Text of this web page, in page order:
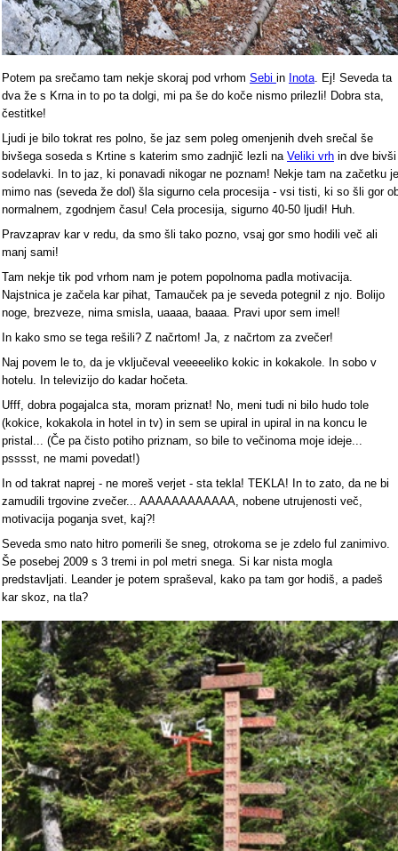
Potem pa srečamo tam nekje skoraj pod vrhom Sebi in Inota. Ej! Seveda ta
dva že s Krna in to po ta dolgi, mi pa še do koče nismo prilezli! Dobra sta,
čestitke!
Ljudi je bilo tokrat res polno, še jaz sem poleg omenjenih dveh srečal še
bivšega soseda s Krtine s katerim smo zadnjič lezli na Veliki vrh in dve bivši
sodelavki. In to jaz, ki ponavadi nikogar ne poznam! Nekje tam na začetku je
mimo nas (seveda že dol) šla sigurno cela procesija - vsi tisti, ki so šli gor
normalnem, zgodnjem času! Cela procesija, sigurno 40-50 ljudi! Huh.
Pravzaprav kar v redu, da smo šli tako pozno, vsaj gor smo hodili več ali
manj sami!
Tam nekje tik pod vrhom nam je potem popolnoma padla motivacija.
Najstnica je začela kar pihat, Tamauček pa je seveda potegnil z njo. Bolijo
noge, brezveze, nima smisla, uaaaa, baaaa. Pravi upor sem imel!
In kako smo se tega rešili? Z načrtom! Ja, z načrtom za zvečer!
Naj povem le to, da je vključeval veeeeeliko kokic in kokakole. In sobo v
hotelu. In televizijo do kadar hočeta.
Ufff, dobra pogajalca sta, moram priznat! No, meni tudi ni bilo hudo tole
(kokice, kokakola in hotel in tv) in sem se upiral in upiral in na koncu le
pristal... (Če pa čisto potiho priznam, so bile to večinoma moje ideje...
psssst, ne mami povedat!)
In od takrat naprej - ne moreš verjet - sta tekla! TEKLA! In to zato, da ne bi
zamudili trgovine zvečer... AAAAAAAAAAAA, nobene utrujenosti več,
motivacija poganja svet, kaj?!
Seveda smo nato hitro pomerili še sneg, otrokoma se je zdelo ful zanimivo.
Še posebej 2009 s 3 tremi in pol metri snega. Si kar nista mogla
predstavljati. Leander je potem spraševal, kako pa tam gor hodiš, a padeš
kar skoz, na tla?